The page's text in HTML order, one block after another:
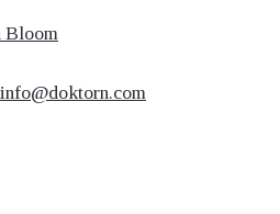
Bloom
info@doktorn.com